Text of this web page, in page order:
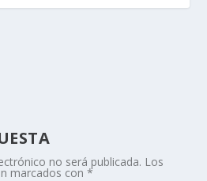
no será publicada. Los
marcados con*